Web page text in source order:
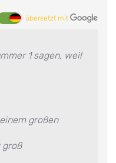
übersetzt mit
1 sagen, weil
großen
groß